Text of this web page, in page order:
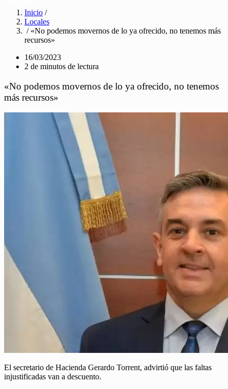
Inicio /
Locales
/ «No podemos movernos de lo ya ofrecido, no tenemos más
recursos»
16/03/2023
2 de minutos de lectura
«No podemos movernos de lo ya ofrecido, no tenemos
más recursos»
El secretario de Hacienda Gerardo Torrent, advirtió que las faltas
injustificadas van a descuento.